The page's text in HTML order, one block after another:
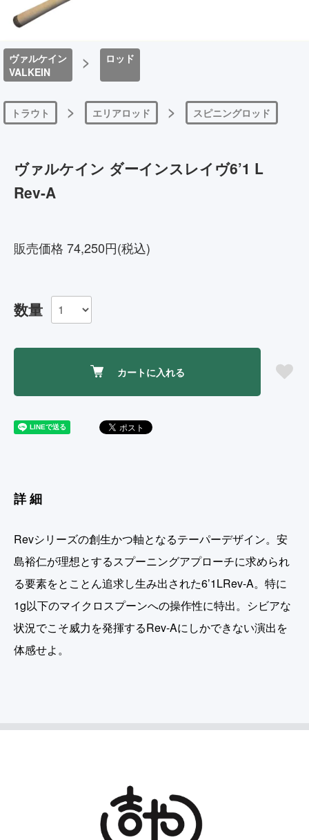
ヴァルケイン
VALKEIN
> ロッド
トラウト > エリアロッド > スピニングロッド
ヴァルケイン ダーインスレイヴ6’1 L
Rev-A
販売価格 74,250円(税込)
数量
カートに入れる
詳細
Revシリーズの創生かつ軸となるテーパーデザイン。安
島裕仁が理想とするスプーニングアプローチに求められ
る要素をとことん追求し生み出された6’1LRev-A。特に
1g以下のマイクロスプーンへの操作性に特出。シビアな
状況でこそ威力を発揮するRev-Aにしかできない演出を
体感せよ。